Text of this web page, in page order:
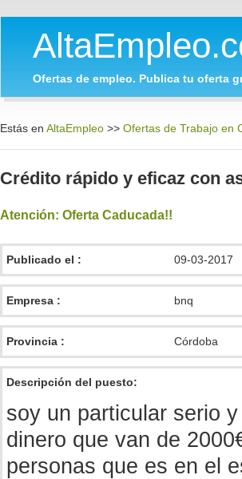
Ofertas de empleo. Publica tu oferta
Estás en AltaEmpleo >> Ofertas de Trabajo en
Crédito rápido y eficaz con
Atención: Oferta Caducada!!
Publicado el : 09-03-2017
Empresa : bnq
Provincia : Córdoba
Descripción del puesto:
soy un particular serio
dinero que van de
personas que es en el